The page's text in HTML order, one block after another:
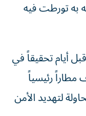
به تورطت فيه
أيام تحقيقاً في
رئيسياً
لتهديد الأمن